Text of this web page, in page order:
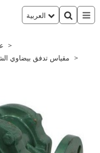
مقياس تدفق بيضاوي